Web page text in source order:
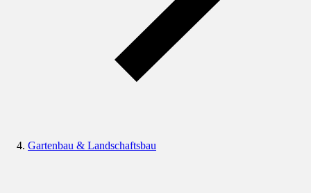
Gartenbau & Landschaftsbau